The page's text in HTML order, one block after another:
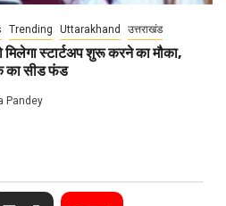
Trending Uttarakhand उत्तराखंड
स्टार्टअप शुरू करने का मौका,
का सीड फंड
Pandey